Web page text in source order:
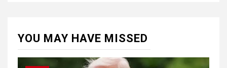
YOU MAY HAVE MISSED